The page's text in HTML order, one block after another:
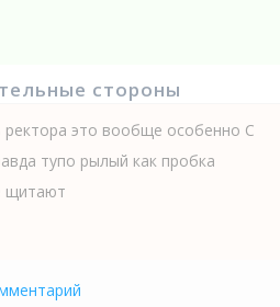
стороны
это вообще особенно С
тупо рылый как пробка
щитают